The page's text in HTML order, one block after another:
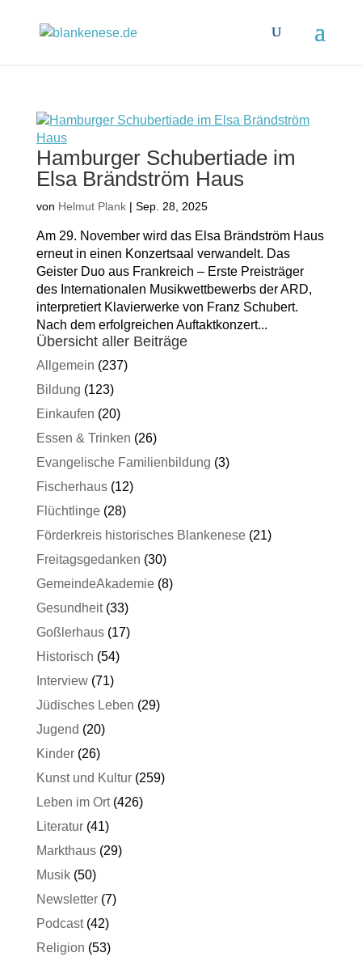
Hamburger Schubertiade im
Elsa Brändström Haus
von Helmut Plank| Sep. 28, 2025
Am 29. November wird das Elsa Brändström Haus
erneut in einen Konzertsaal verwandelt. Das
Geister Duo aus Frankreich – Erste Preisträger
des Internationalen Musikwettbewerbs der ARD,
interpretiert Klavierwerke von Franz Schubert.
Nach dem erfolgreichen Auftaktkonzert...
Übersicht aller Beiträge
Allgemein (237)
Bildung (123)
Einkaufen (20)
Essen & Trinken (26)
Evangelische Familienbildung (3)
Fischerhaus(12)
Flüchtlinge(28)
Förderkreis historisches Blankenese(21)
Freitagsgedanken (30)
GemeindeAkademie(8)
Gesundheit(33)
Goßlerhaus(17)
Historisch (54)
Interview(71)
Jüdisches Leben (29)
Jugend (20)
Kinder(26)
Kunst und Kultur(259)
Leben im Ort(426)
Literatur(41)
Markthaus(29)
Musik(50)
Newsletter(7)
Podcast(42)
Religion (53)